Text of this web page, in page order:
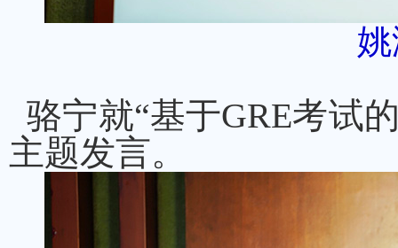
骆宁就“基于GRE考试
主题发言。